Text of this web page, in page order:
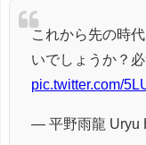
これから先の時
いでしょうか？
pic.twitter.com/
— 平野雨龍 Uryu